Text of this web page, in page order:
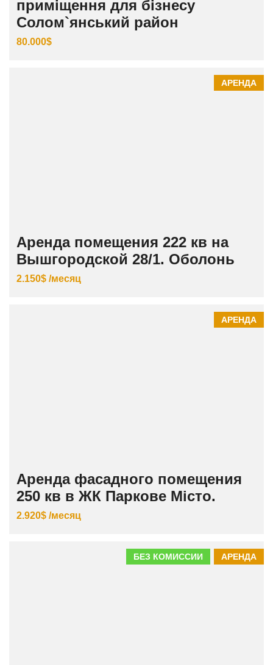
приміщення для бізнесу
Солом`янський район
80.000$
АРЕНДА
Аренда помещения 222 кв на
Вышгородской 28/1. Оболонь
2.150$ /месяц
АРЕНДА
Аренда фасадного помещения
250 кв в ЖК Паркове Місто.
2.920$ /месяц
АРЕНДА
БЕЗ КОМИССИИ